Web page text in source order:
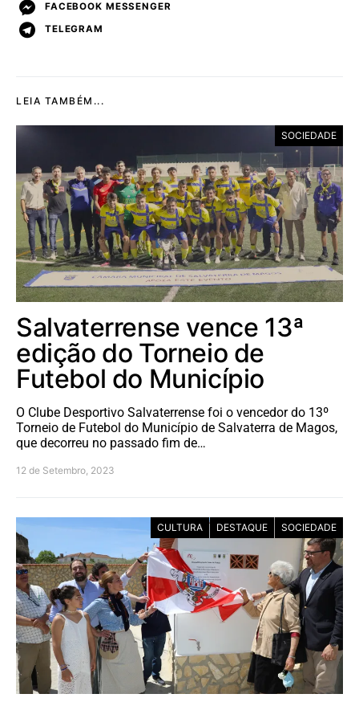
FACEBOOK MESSENGER
TELEGRAM
LEIA TAMBÉM...
SOCIEDADE
Salvaterrense vence 13ª
edição do Torneio de
Futebol do Município
O Clube Desportivo Salvaterrense foi o vencedor do 13º
Torneio de Futebol do Município de Salvaterra de Magos,
que decorreu no passado fim de…
12 de Setembro, 2023
CULTURA DESTAQUE SOCIEDADE